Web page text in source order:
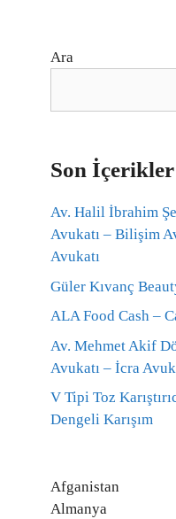
Ara
Son İçerikler
Av. Halil İbrahim
Avukatı – Bilişim
Avukatı
Güler Kıvanç
ALA Food Cash –
Av. Mehmet Akif
Avukatı – İcra
V Tipi Toz
Dengeli Karışım
Afganistan
Almanya